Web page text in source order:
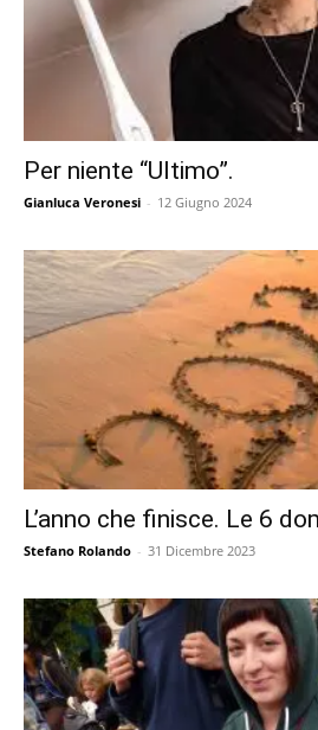
Per niente “Ultimo”.
Gianluca Veronesi - 12 Giugno 2024
L’anno che finisce. Le 6
Stefano Rolando - 31 Dicembre 2023